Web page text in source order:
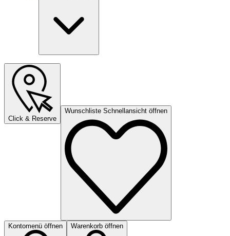
Click & Reserve
Wunschliste Schnellansicht öffnen
Kontomenü öffnen Warenkorb öffnen